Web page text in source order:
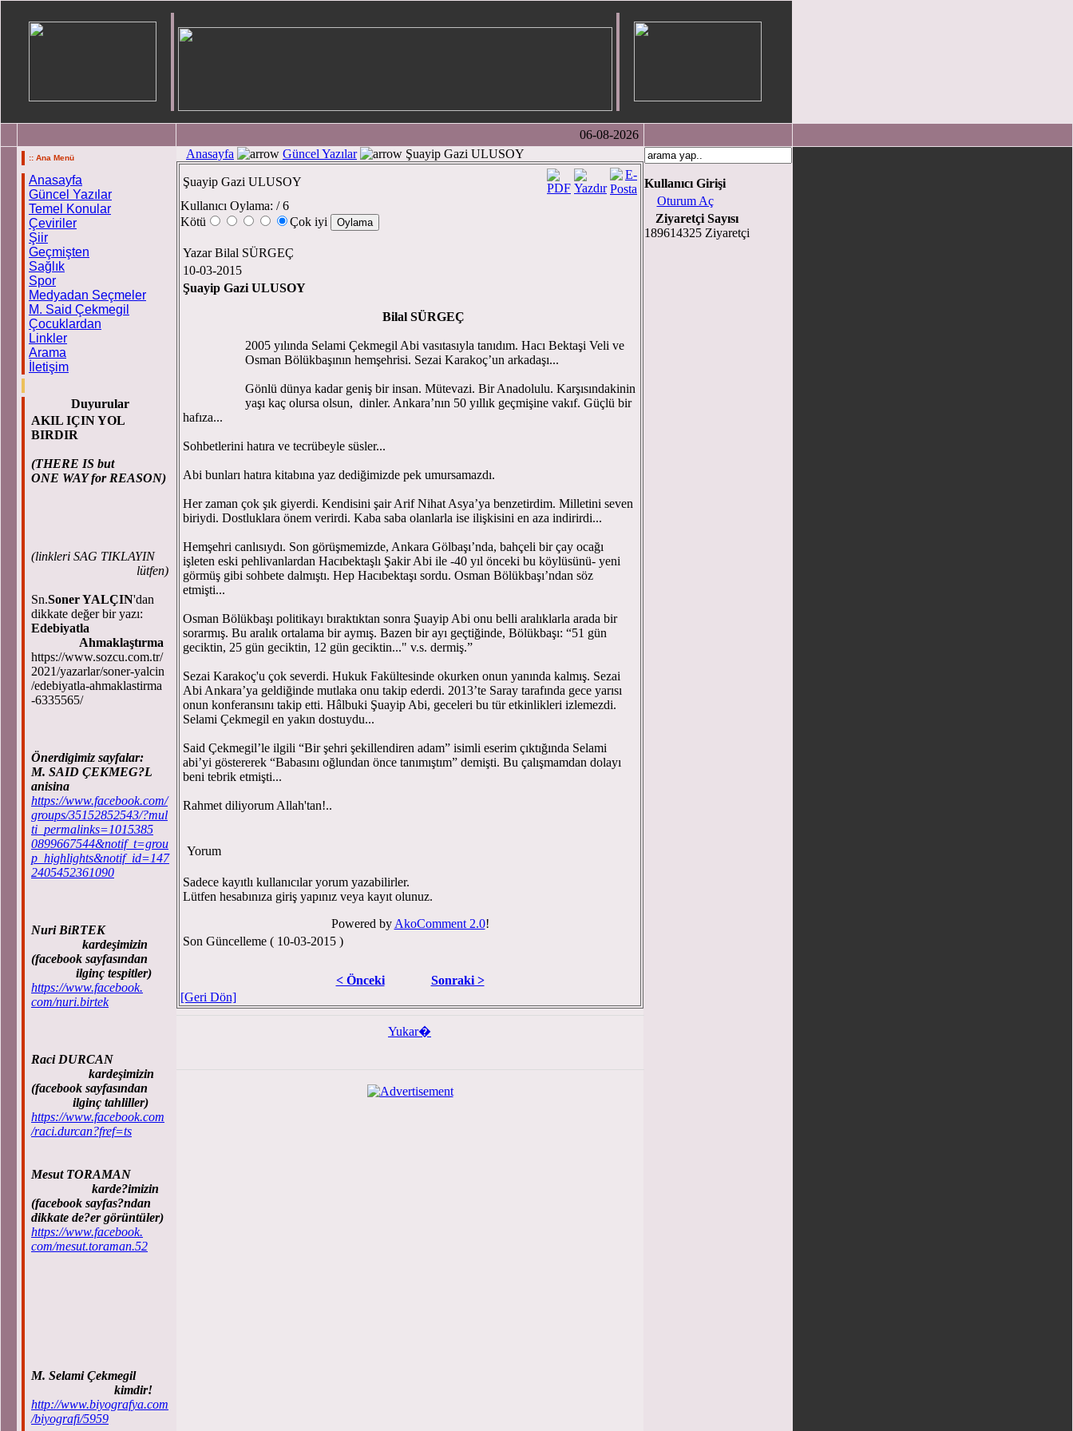
06-08-2026
:: Ana Menü
Anasayfa
Güncel Yazılar
Temel Konular
Çeviriler
Şiir
Geçmişten
Sağlık
Spor
Medyadan Seçmeler
M. Said Çekmegil
Çocuklardan
Linkler
Arama
İletişim
Duyurular
AKIL IÇIN YOL
BIRDIR
(THERE IS but
ONE WAY for REASON)
(linkleri SAG TIKLAYIN
lütfen)
Sn.Soner YALÇIN'dan
dikkate değer bir yazı:
Edebiyatla
Ahmaklaştırma
https://www.sozcu.com.tr/
2021/yazarlar/soner-yalcin
/edebiyatla-ahmaklastirma
-6335565/
Önerdigimiz sayfalar:
M. SAID ÇEKMEG?L
anisina
https://www.facebook.com/
groups/35152852543/?mul
ti_permalinks=1015385
0899667544&notif_t=grou
p_highlights&notif_id=147
2405452361090
Nuri BiRTEK
kardeşimizin
(facebook sayfasından
ilginç tespitler)
https://www.facebook.
com/nuri.birtek
Raci DURCAN
kardeşimizin
(facebook sayfasından
ilginç tahliller)
https://www.facebook.com
/raci.durcan?fref=ts
Mesut TORAMAN
karde?imizin
(facebook sayfas?ndan
dikkate de?er görüntüler)
https://www.facebook.
com/mesut.toraman.52
M. Selami Çekmegil
kimdir!
http://www.biyografya.com
/biyografi/5959
Anasayfa Güncel Yazılar Şuayip Gazi ULUSOY
Şuayip Gazi ULUSOY
Kullanıcı Oylama: / 6
Kötü
Çok iyi
Yazar Bilal SÜRGEÇ
10-03-2015
Şuayip Gazi ULUSOY
Bilal SÜRGEÇ
2005 yılında Selami Çekmegil Abi vasıtasıyla tanıdım. Hacı Bektaşi Veli ve
Osman Bölükbaşının hemşehrisi. Sezai Karakoç’un arkadaşı...
Gönlü dünya kadar geniş bir insan. Mütevazi. Bir Anadolulu. Karşısındakinin
yaşı kaç olursa olsun, dinler. Ankara’nın 50 yıllık geçmişine vakıf. Güçlü bir
hafıza...
Sohbetlerini hatıra ve tecrübeyle süsler...
Abi bunları hatıra kitabına yaz dediğimizde pek umursamazdı.
Her zaman çok şık giyerdi. Kendisini şair Arif Nihat Asya’ya benzetirdim. Milletini seven
biriydi. Dostluklara önem verirdi. Kaba saba olanlarla ise ilişkisini en aza indirirdi...
Hemşehri canlısıydı. Son görüşmemizde, Ankara Gölbaşı’nda, bahçeli bir çay ocağı
işleten eski pehlivanlardan Hacıbektaşlı Şakir Abi ile -40 yıl önceki bu köylüsünü- yeni
görmüş gibi sohbete dalmıştı. Hep Hacıbektaşı sordu. Osman Bölükbaşı’ndan söz
etmişti...
Osman Bölükbaşı politikayı bıraktıktan sonra Şuayip Abi onu belli aralıklarla arada bir
sorarmış. Bu aralık ortalama bir aymış. Bazen bir ayı geçtiğinde, Bölükbaşı: “51 gün
geciktin, 25 gün geciktin, 12 gün geciktin..." v.s. dermiş.”
Sezai Karakoç'u çok severdi. Hukuk Fakültesinde okurken onun yanında kalmış. Sezai
Abi Ankara’ya geldiğinde mutlaka onu takip ederdi. 2013’te Saray tarafında gece yarısı
onun konferansını takip etti. Hâlbuki Şuayip Abi, geceleri bu tür etkinlikleri izlemezdi.
Selami Çekmegil en yakın dostuydu...
Said Çekmegil’le ilgili “Bir şehri şekillendiren adam” isimli eserim çıktığında Selami
abi’yi göstererek “Babasını oğlundan önce tanımıştım” demişti. Bu çalışmamdan dolayı
beni tebrik etmişti...
Rahmet diliyorum Allah'tan!..
Yorum
Sadece kayıtlı kullanıcılar yorum yazabilirler.
Lütfen hesabınıza giriş yapınız veya kayıt olunuz.
Powered by AkoComment 2.0!
Son Güncelleme ( 10-03-2015 )
< Önceki
Sonraki >
[Geri Dön]
Yukar�
Kullanıcı Girişi
Oturum Aç
Ziyaretçi Sayısı
189614325 Ziyaretçi